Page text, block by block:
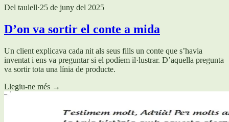
Del taulell·25 de juny del 2025
D’on va sortir el conte a mida
Un client explicava cada nit als seus fills un conte que s’havia
inventat i ens va preguntar si el podíem il·lustrar. D’aquella pregunta
va sortir tota una línia de producte.
Llegiu-ne més →